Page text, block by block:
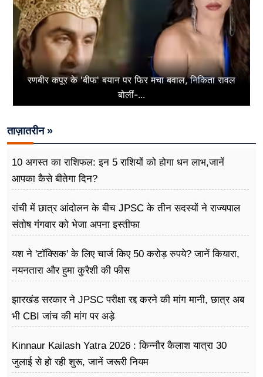
रणबीर कपूर के 'बीफ' बयान पर फिर मचा बवाल, निकिता रावल
बोलीं-...
ताज़ातरीन »
10 अगस्त का राशिफल: इन 5 राशियों को होगा धन लाभ,जानें
आपका कैसे बीतेगा दिन?
रांची में छात्र आंदोलन के बीच JPSC के तीन सदस्यों ने राज्यपाल
संतोष गंगवार को भेजा अपना इस्तीफा
यश ने 'टॉक्सिक' के लिए चार्ज किए 50 करोड़ रुपये? जानें कियारा,
नयनतारा और हुमा कुरैशी की फीस
झारखंड सरकार ने JPSC परीक्षा रद्द करने की मांग मानी, छात्र अब
भी CBI जांच की मांग पर अड़े
Kinnaur Kailash Yatra 2026 : किन्नौर कैलाश यात्रा 30
जुलाई से हो रही शुरू, जानें जरूरी नियम